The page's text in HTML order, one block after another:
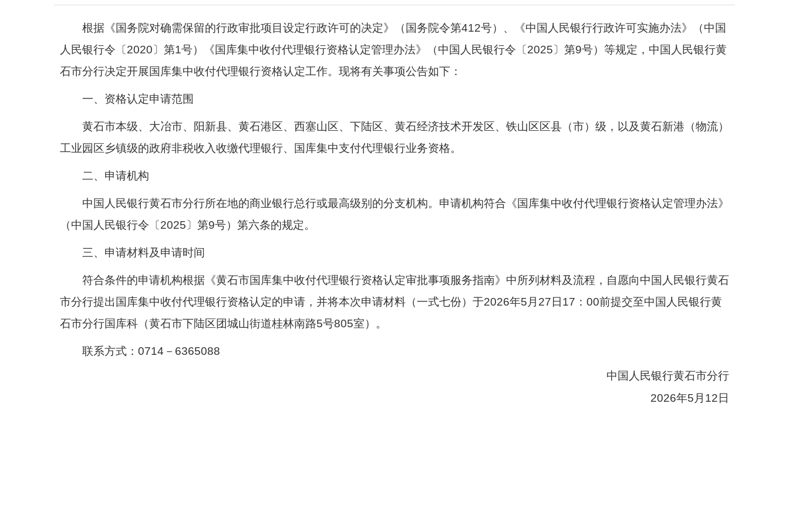
根据《国务院对确需保留的行政审批项目设定行政许可的决定》（国务院令第412号）、《中国人民银行行政许可实施办法》（中国
人民银行令〔 2020 〕第1号）《国库集中收付代理银行资格认定管理办法》（中国人民银行令〔 2025 〕第9号）等规定，中国人民银行黄
石市分行决定开展国库集中收付代理银行资格认定工作。现将有关事项公告如下 ：
一、资格认定申请范围
黄石市本级、大冶市、阳新县、黄石港区、西塞山区、下陆区、黄石经济技术开发区、铁山区区县（市）级，以及黄石新港（物流）
工业园区乡镇级的政府非税收入收缴代理银行、国库集中支付代理银行业务资格。
二、申请机构
中国人民银行黄石市分行所在地的商业银行总行或最高级别的分支机构。申请机构符合《国库集中收付代理银行资格认定管理办法》
（中国人民银行令 〔 2025〕第9号）第六条的规定。
三、申请材料及申请时间
符合条件的申请机构根据《黄石市国库集中收付代理银行资格认定审批事项服务指南》中所列材料及流程，自愿向中国人民银行黄石
市分行提出国库集中收付代理银行资格认定的申请，并将本次申请材料（一式七份）于2026年5 月 27 日 17：00前提交至中国人民银行黄
石市分行国库科（黄石市下陆区团城山街道桂林南路5号805室）。
联系方式： 0714－6365088
中国人民银行黄石市分行
2026年5 月 12 日